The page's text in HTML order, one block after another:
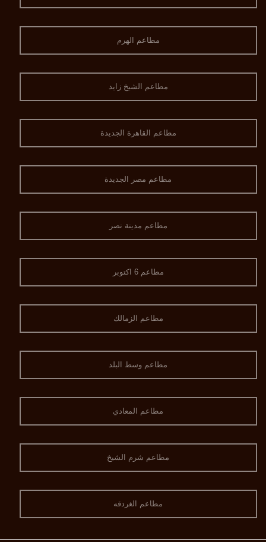
مطاعم الهرم
مطاعم الشيخ زايد
مطاعم القاهرة الجديدة
مطاعم مصر الجديدة
مطاعم مدينة نصر
مطاعم 6 اكتوبر
مطاعم الزمالك
مطاعم وسط البلد
مطاعم المعادي
مطاعم شرم الشيخ
مطاعم الغردقه